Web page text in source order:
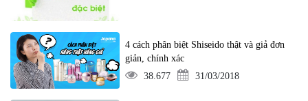
4 cách phân biệt Shiseido thật và giả đơn
giản, chính xác
38.677
31/03/2018